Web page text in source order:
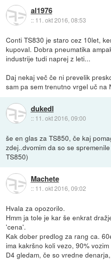
al1976
:: 11. okt 2016, 08:53
Conti TS830 je staro cez 10let,
kupoval. Dobra pneumatika
industrije tudi naprej z leti...
Daj nekaj več če ni prevelik
sam pa sem trenutno vrgel uč na
dukedl
:: 11. okt 2016, 09:00
še en glas za TS850, če kaj
zdej..dvomim da so se
TS850)
Machete
:: 11. okt 2016, 09:02
Hvala za opozorilo.
Hmm ja tole je kar še enkrat
'cena'.
Kak dober predlog za rang ca.
ima kakršno koli vezo, 90%
D4 gledam, če so vredne